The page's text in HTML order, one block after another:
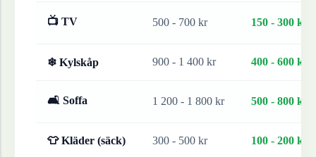
📺 TV 500 - 700 kr 150 - 300 kr
❄ Kylskåp 900 - 1 400 kr 400 - 600 kr
🛋 Soffa 1 200 - 1 800 kr 500 - 800 kr
👕 Kläder (säck) 300 - 500 kr 100 - 200 kr